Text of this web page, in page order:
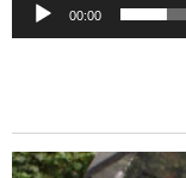
00:00